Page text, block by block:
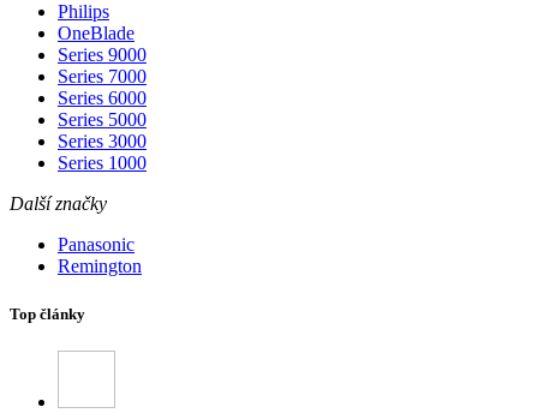
Philips
OneBlade
Series 9000
Series 7000
Series 6000
Series 5000
Series 3000
Series 1000
Další značky
Panasonic
Remington
Top články